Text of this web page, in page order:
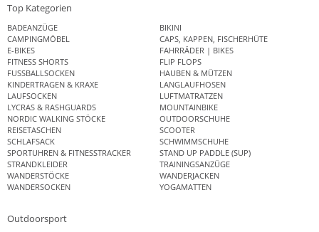
Top Kategorien
BADEANZÜGE
BIKINI
CAMPINGMÖBEL
CAPS, KAPPEN, FISCHERHÜTE
E-BIKES
FAHRRÄDER | BIKES
FITNESS SHORTS
FLIP FLOPS
FUSSBALLSOCKEN
HAUBEN & MÜTZEN
KINDERTRAGEN & KRAXE
LANGLAUFHOSEN
LAUFSOCKEN
LUFTMATRATZEN
LYCRAS & RASHGUARDS
MOUNTAINBIKE
NORDIC WALKING STÖCKE
OUTDOORSCHUHE
REISETASCHEN
SCOOTER
SCHLAFSACK
SCHWIMMSCHUHE
SPORTUHREN & FITNESSTRACKER
STAND UP PADDLE (SUP)
STRANDKLEIDER
TRAININGSANZÜGE
WANDERSTÖCKE
WANDERJACKEN
WANDERSOCKEN
YOGAMATTEN
Outdoorsport